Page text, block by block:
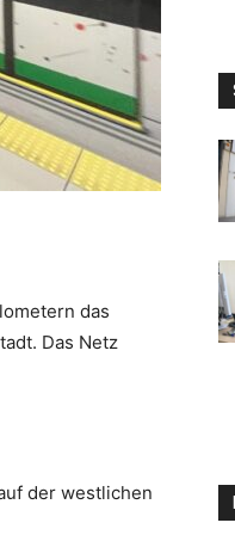
das
Das Netz
der westlichen